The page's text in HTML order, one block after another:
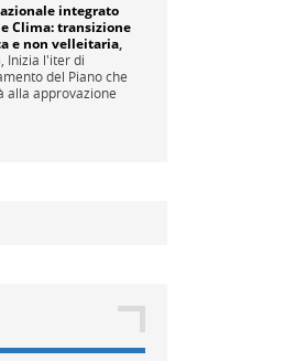
integrato
Clima: transizione
e non velleitaria,
Inizia l'iter di
del Piano che
alla approvazione